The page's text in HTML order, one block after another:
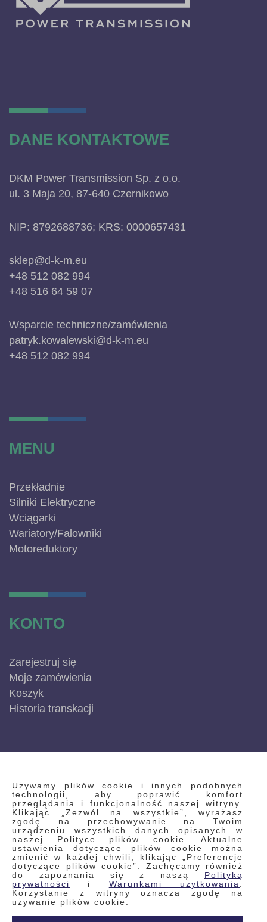
Używamy plików cookie i innych podobnych
technologii, aby poprawić komfort
przeglądania i funkcjonalność naszej witryny.
Klikając „Zezwól na wszystkie”, wyrażasz
zgodę na przechowywanie na Twoim
urządzeniu wszystkich danych opisanych w
naszej Polityce plików cookie. Aktualne
ustawienia dotyczące plików cookie można
zmienić w każdej chwili, klikając „Preferencje
dotyczące plików cookie”. Zachęcamy również
do zapoznania się z naszą Polityką
prywatności
i Warunkami użytkowania
Korzystanie z witryny oznacza zgodę na
używanie plików cookie.
DANE KONTAKTOWE
DKM Power Transmission Sp. z o.o.
ul. 3 Maja 20, 87-640 Czernikowo
NIP: 8792688736; KRS: 0000657431
sklep@d-k-m.eu
+48 512 082 994
+48 516 64 59 07
Wsparcie techniczne/zamówienia
patryk.kowalewski@d-k-m.eu
+48 512 082 994
MENU
Przekładnie
Silniki Elektryczne
Wciągarki
Wariatory/Falowniki
Motoreduktory
KONTO
Zarejestruj się
Moje zamówienia
Koszyk
Historia transkacji
INFORMACJE
Regulamin
Polityka prywatności i pliki cookie
Wyszukiwane frazy
Wyszukiwanie zaawansowane
Zamówienia
Skontaktuj się z nami
Odstąp od umowy